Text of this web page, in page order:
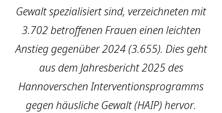
Gewalt spezialisiert sind, verzeichneten mit
3.702 betroffenen Frauen einen leichten
Anstieg gegenüber 2024 (3.655). Dies geht
aus dem Jahresbericht 2025 des
Hannoverschen Interventionsprogramms
gegen häusliche Gewalt(HAIP) hervor.